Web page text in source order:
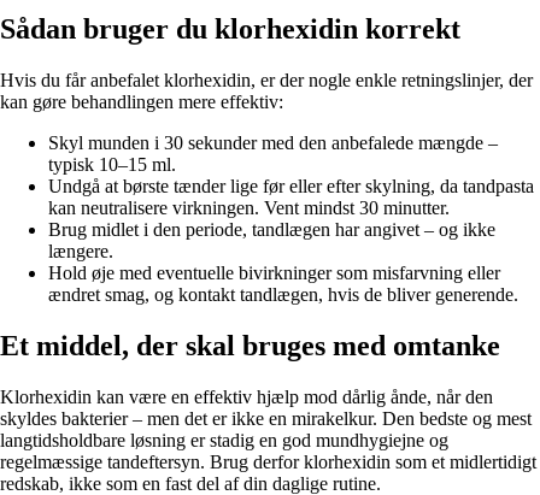
Sådan bruger du klorhexidin korrekt
Hvis du får anbefalet klorhexidin, er der nogle enkle retningslinjer, der
kan gøre behandlingen mere effektiv:
Skyl munden i 30 sekunder med den anbefalede mængde –
typisk 10–15 ml.
Undgå at børste tænder lige før eller efter skylning, da tandpasta
kan neutralisere virkningen. Vent mindst 30 minutter.
Brug midlet i den periode, tandlægen har angivet – og ikke
længere.
Hold øje med eventuelle bivirkninger som misfarvning eller
ændret smag, og kontakt tandlægen, hvis de bliver generende.
Et middel, der skal bruges med omtanke
Klorhexidin kan være en effektiv hjælp mod dårlig ånde, når den
skyldes bakterier – men det er ikke en mirakelkur. Den bedste og mest
langtidsholdbare løsning er stadig en god mundhygiejne og
regelmæssige tandeftersyn. Brug derfor klorhexidin som et midlertidigt
redskab, ikke som en fast del af din daglige rutine.